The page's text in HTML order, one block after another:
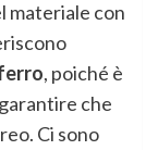
materiale con
, poiché è
che
Ci sono